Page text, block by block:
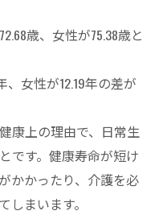
歳、女性が75.38歳と
女性が12.19年の差が
康上の理由で、日常生
です。健康寿命が短け
かかったり、介護を必
まいます。